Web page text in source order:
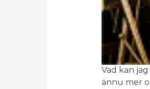
Vad kan
ännu mer